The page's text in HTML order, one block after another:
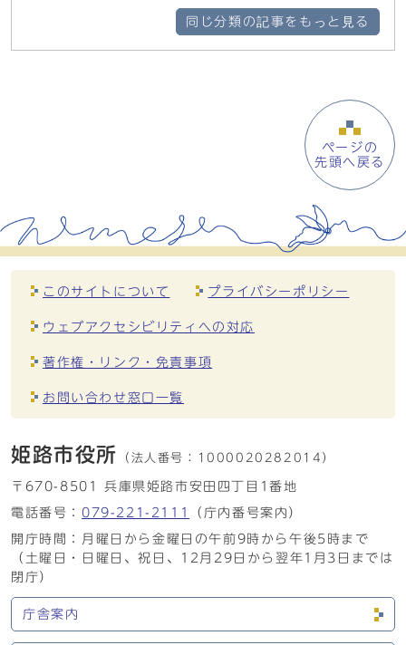
同じ分類の記事をもっと見る
ページの
先頭へ戻る
このサイトについて プライバシーポリシー
ウェブアクセシビリティへの対応
著作権・リンク・免責事項
お問い合わせ窓口一覧
姫路市役所 （法人番号： 1000020282014）
〒670-8501 兵庫県姫路市安田四丁目1番地
電話番号： 079-221-2111
（庁内番号案内）
開庁時間：月曜日から金曜日の午前9時から午後5時まで
（土曜日・日曜日、祝日、12月29日から翌年1月3日までは
閉庁）
庁舎案内